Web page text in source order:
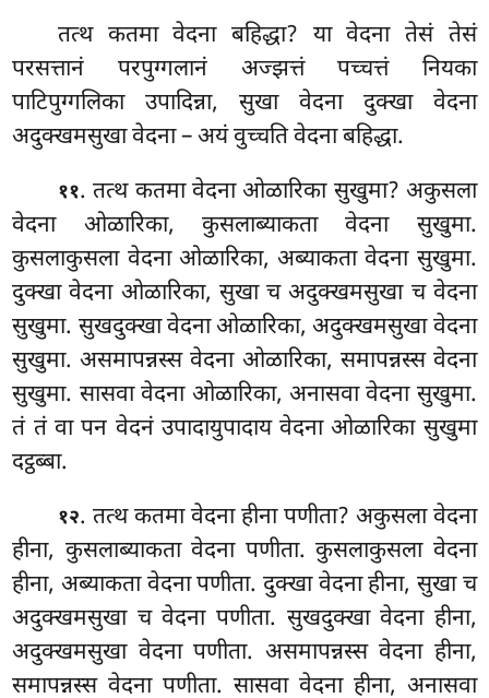
तत्थ कतमा वेदना बहिद्धा? या वेदना तेसं तेसं
परसत्तानं परपुग्गलानं अज्झत्तं पच्चत्तं नियका
पाटिपुग्गलिका उपादिन्ना, सुखा वेदना दुक्खा वेदना
अदुक्खमसुखा वेदना – अयं वुच्चति वेदना बहिद्धा.
११. तत्थ कतमा वेदना ओळारिका सुखुमा? अकुसला
वेदना ओळारिका, कुसलाब्याकता वेदना सुखुमा.
कुसलाकुसला वेदना ओळारिका, अब्याकता वेदना सुखुमा.
दुक्खावेदना ओळारिका, सुखा च अदुक्खमसुखा च वेदना
सुखुमा. सुखदुक्खा वेदना ओळारिका, अदुक्खमसुखा वेदना
सुखुमा. असमापन्नस्स वेदना ओळारिका, समापन्नस्स वेदना
सुखुमा. सासवा वेदना ओळारिका, अनासवा वेदना सुखुमा.
तं तं वा पन वेदनं उपादायुपादाय वेदना ओळारिका सुखुमा
दट्ठब्बा.
१२. तत्थकतमा वेदना हीना पणीता? अकुसला वेदना
हीना, कुसलाब्याकतावेदना पणीता. कुसलाकुसला वेदना
हीना, अब्याकता वेदना पणीता. दुक्खा वेदना हीना, सुखा च
अदुक्खमसुखा च वेदना पणीता. सुखदुक्खा वेदना हीना,
अदुक्खमसुखा वेदना पणीता. असमापन्नस्स वेदना हीना,
समापन्नस्स वेदना पणीता. सासवा वेदना हीना, अनासवा